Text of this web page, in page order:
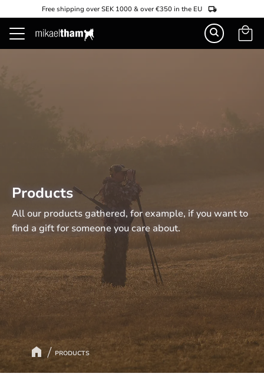
Menu
Free shipping over SEK 1000 & over €350 in the EU
Basket
PRODUCTS
Products
All our products gathered, for example, if you want to
find a gift for someone you care about.